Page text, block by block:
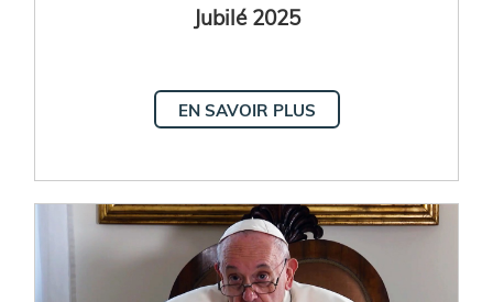
Jubilé 2025
EN SAVOIR PLUS